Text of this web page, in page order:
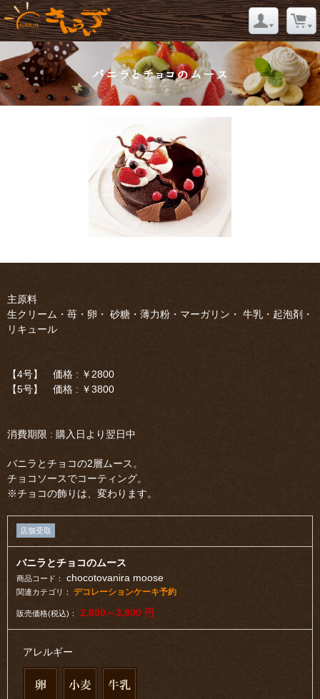
バニラとチョコのムース
主原料
生クリーム・苺・卵・ 砂糖・薄力粉・マーガリン・ 牛乳・起泡剤・
リキュール
【4号】 価格 : ￥2800
【5号】 価格 : ￥3800
消費期限 : 購入日より翌日中
バニラとチョコの2層ムース。
チョコソースでコーティング。
※チョコの飾りは、変わります。
店舗受取
バニラとチョコのムース
商品コード： chocotovanira moose
関連カテゴリ： デコレーションケーキ予約
販売価格(税込)： 2,800～3,800 円
アレルギー